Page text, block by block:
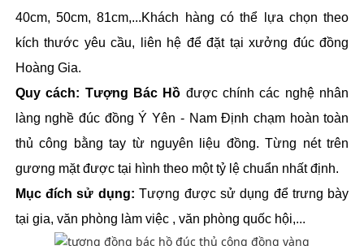
40cm, 50cm, 81cm,...Khách hàng có thể lựa chọn theo
kích thước yêu cầu, liên hệ để đặt tại xưởng đúc đồng
Hoàng Gia.
Quy cách: Tượng Bác Hồ được chính các nghệ nhân
làng nghề đúc đồng Ý Yên - Nam Định chạm hoàn toàn
thủ công bằng tay từ nguyên liệu đồng. Từng nét trên
gương mặt được tại hình theo một tỷ lệ chuẩn nhất định.
Mục đích sử dụng: Tượng được sử dụng để trưng bày
tại gia, văn phòng làm việc , văn phòng quốc hội,...